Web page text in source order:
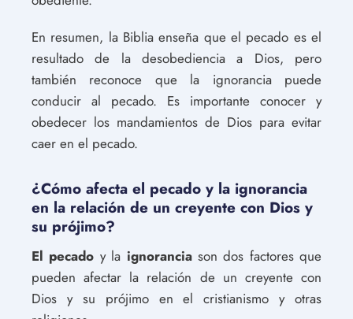
En resumen, la Biblia enseña que el pecado es el
resultado de la desobediencia a Dios, pero
también reconoce que la ignorancia puede
conducir al pecado. Es importante conocer y
obedecer los mandamientos de Dios para evitar
caer en el pecado.
¿Cómo afecta el pecado y la ignorancia
en la relación de un creyente con Dios y
su prójimo?
El pecado y la ignoranciason dos factores que
pueden afectar la relación de un creyente con
Dios y su prójimo en el cristianismo y otras